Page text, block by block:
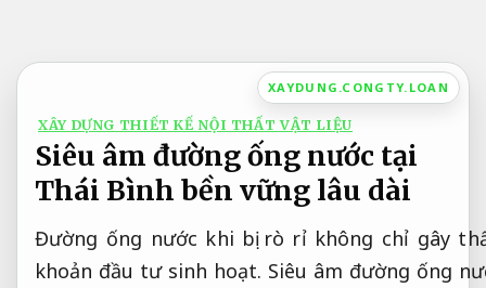
nội
dung
XAYDUNG.CONGTY.LOAN
XÂY DỰNG THIẾT KẾ NỘI THẤT VẬT LIỆU
Siêu âm đường ống nước tại
Thái Bình bền vững lâu dài
Đường ống nước khi bị rò rỉ không chỉ gây
khoản đầu tư sinh hoạt. Siêu âm đường ống